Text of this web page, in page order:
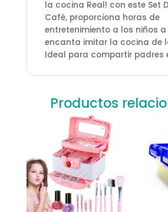
la cocina Real! con este Set
Café, proporciona horas de
entretenimiento a los niños
encanta imitar la cocina de
Ideal para compartir padres
Productos